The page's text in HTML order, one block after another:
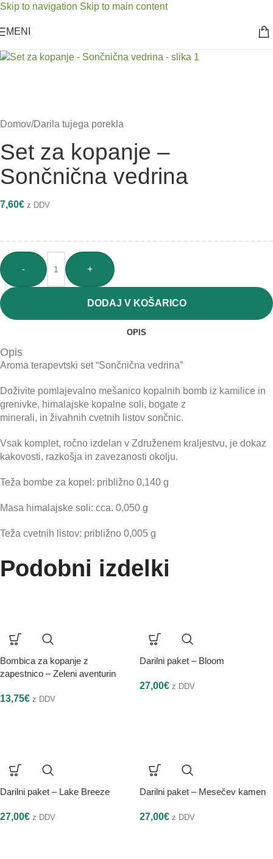
Skip to navigation Skip to main content
MENI
Domov/Darila tujega porekla
Set za kopanje –
Sončnična vedrina
7,60€ z DDV
- +
DODAJ V KOŠARICO
OPIS
Opis
Aroma terapevtski set “Sončnična vedrina”
Doživite pomlajevalno mešanico kopalnih bomb iz kamilice in
grenivke, himalajske kopalne soli, bogate z
minerali, in živahnih cvetnih listov sončnic.
Vsak komplet, ročno izdelan v Združenem kraljestvu, je dokaz
kakovosti, razkošja in zavezanosti okolju.
Teža bombe za kopel: približno 0,140 g
Masa himalajske soli: cca. 0,050 g
Teža cvetnih listov: približno 0,005 g
Podobni izdelki
Bombica za kopanje z
zapestnico – Zeleni aventurin
13,75€ z DDV
Darilni paket – Bloom
27,00€ z DDV
Darilni paket – Lake Breeze
27,00€ z DDV
Darilni paket – Mesečev kamen
27,00€ z DDV